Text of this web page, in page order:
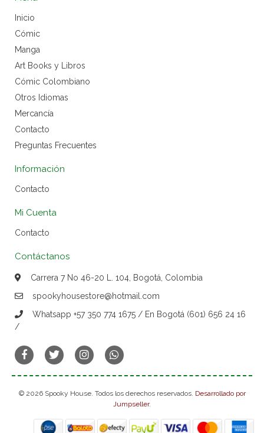
Inicio
Cómic
Manga
Art Books y Libros
Cómic Colombiano
Otros Idiomas
Mercancía
Contacto
Preguntas Frecuentes
Información
Contacto
Mi Cuenta
Contacto
Contáctanos
Carrera 7 No 46-20 L. 104, Bogotá, Colombia
spookyhousestore@hotmail.com
Whatsapp +57 350 774 1675 / En Bogotá (601) 656 24 16
/
© 2026 Spooky House. Todos los derechos reservados. Desarrollado por
Jumpseller.